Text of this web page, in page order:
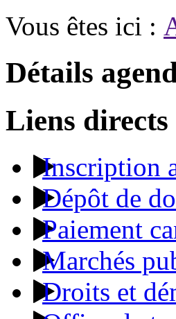
Vous êtes ici :
Détails
Liens directs
Inscription
Dépôt de
Paiement
Marchés
Droits et